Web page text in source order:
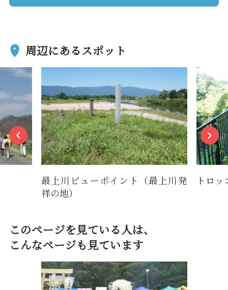
周辺にあるスポット
最上川ビューポイント（最上川発
祥の地）
トロッ
このページを見ている人は、
こんなページも見ています